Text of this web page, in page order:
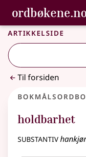
Gå til
Tilgjengelighet
Bokmålsordboka og
Artikkelside
Til forsiden
holdbarhet
substantiv